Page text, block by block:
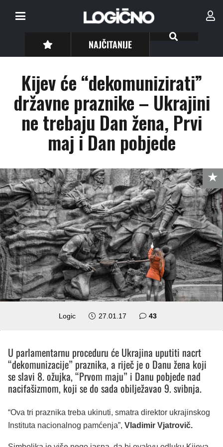
NAJČITANIJE
Kijev će “dekomunizirati”
državne praznike – Ukrajini
ne trebaju Dan žena, Prvi
maj i Dan pobjede
Logic 27.01.17 43komentara
U parlamentarnu proceduru će Ukrajina uputiti nacrt
“dekomunizacije” praznika, a riječ je o Danu žena koji
se slavi 8. ožujka, “Prvom maju” i Danu pobjede nad
nacifašizmom, koji se do sada obilježavao 9. svibnja.
“Ova tri praznika treba ukinuti, smatra direktor ukrajinskog
Instituta nacionalnog pamćenja”, Vladimir Vjatrovič.